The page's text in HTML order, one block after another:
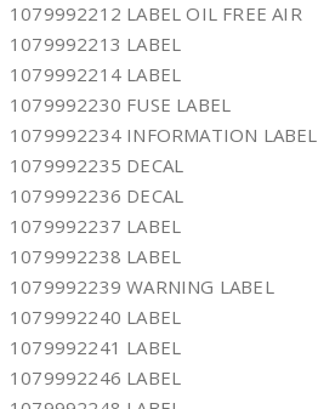
1079992212 LABEL OIL FREE AIR
1079992213 LABEL
1079992214 LABEL
1079992230 FUSE LABEL
1079992234 INFORMATION LABEL
1079992235 DECAL
1079992236 DECAL
1079992237 LABEL
1079992238 LABEL
1079992239 WARNING LABEL
1079992240 LABEL
1079992241 LABEL
1079992246 LABEL